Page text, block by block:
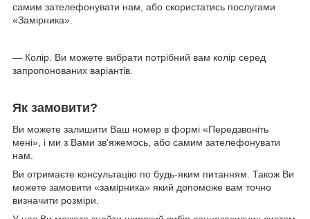
самим зателефонувати нам, або скористатись послугами
«Замірника».
— Колір. Ви можете вибрати потрібний вам колір серед
запропонованих варіантів.
Як замовити?
Ви можете залишити Ваш номер в формі «Передзвоніть
мені», і ми з Вами зв’яжемось, або самим зателефонувати
нам.
Ви отримаєте консультацію по будь-яким питанням. Також Ви
можете замовити «замірника» який допоможе вам точно
визначити розміри.